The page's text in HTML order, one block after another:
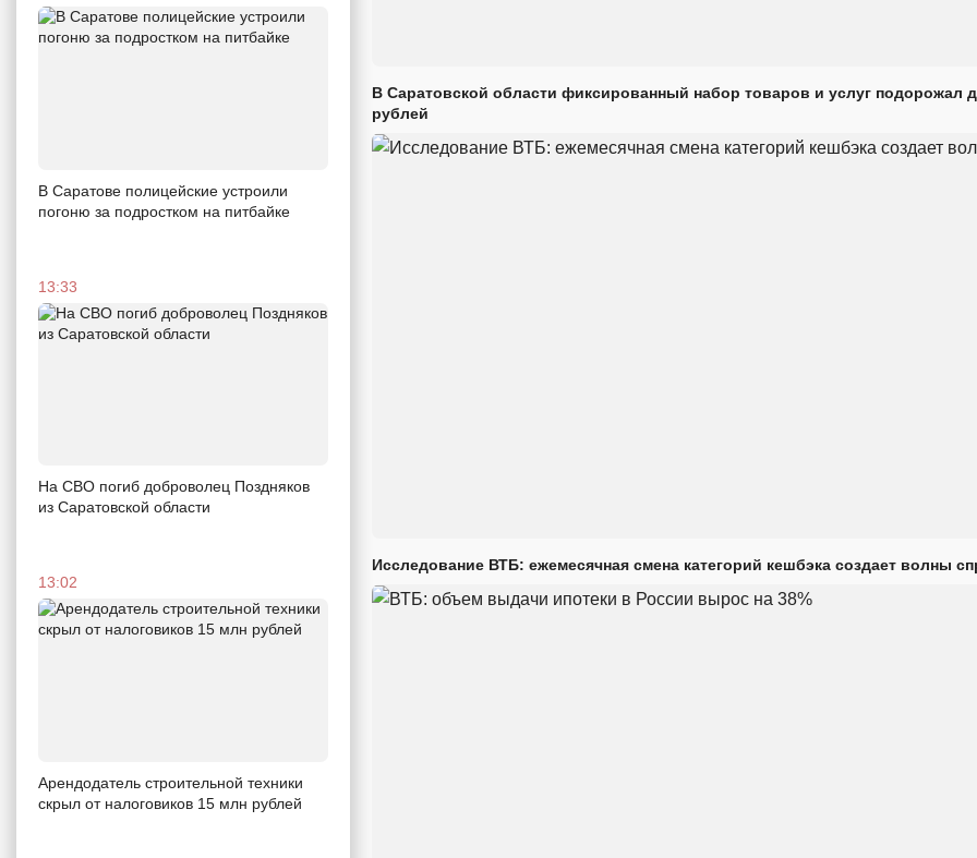
В Саратове полицейские устроили
погоню за подростком на питбайке
13:33
На СВО погиб доброволец Поздняков
из Саратовской области
13:02
Арендодатель строительной техники
скрыл от налоговиков 15 млн рублей
В Саратовской области фиксированный набор товаров и услуг подорожал
рублей
Исследование ВТБ: ежемесячная смена категорий кешбэка создает волны